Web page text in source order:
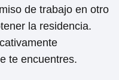
de trabajo en otro
la residencia.
te encuentres.